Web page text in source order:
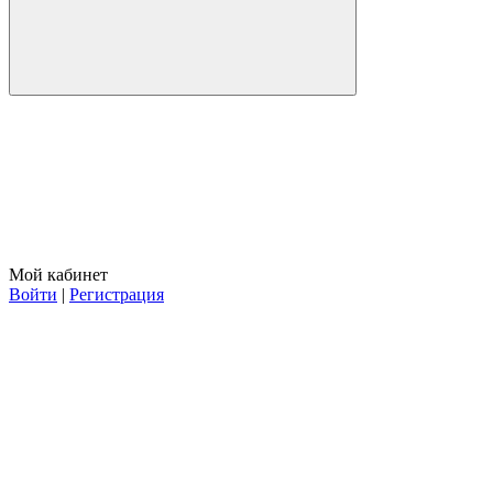
Мой кабинет
Войти | Регистрация